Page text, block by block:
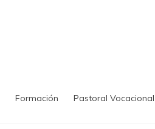
Formación Pastoral Vocacional